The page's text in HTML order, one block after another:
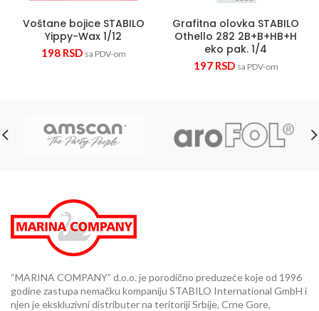
Voštane bojice STABILO
Yippy-Wax 1/12
198 RSD sa PDV-om
Grafitna olovka STABILO
Othello 282 2B+B+HB+H
eko pak. 1/4
197 RSD sa PDV-om
“MARINA COMPANY” d.o.o. je porodično preduzeće koje od 1996
godine zastupa nemačku kompaniju STABILO International GmbH i
njen je ekskluzivni distributer na teritoriji Srbije, Crne Gore,